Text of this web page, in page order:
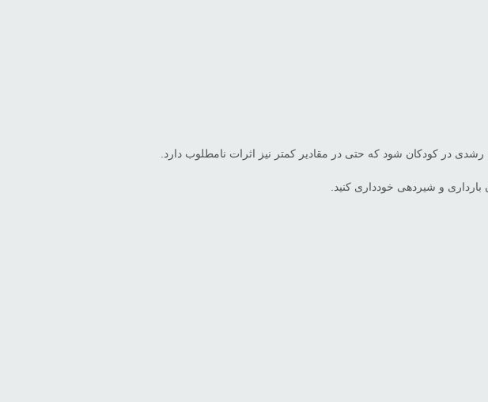
در کودکان شود که حتی در مقادیر کمتر نیز اثرات نامطلوب دارد.
بارداری و شیردهی خودداری کنید.